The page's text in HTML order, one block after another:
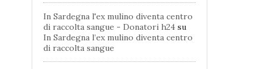
In Sardegna l'ex mulino diventa centro
di raccolta sangue - Donatori h24 su
In Sardegna l’ex mulino diventa centro
di raccolta sangue